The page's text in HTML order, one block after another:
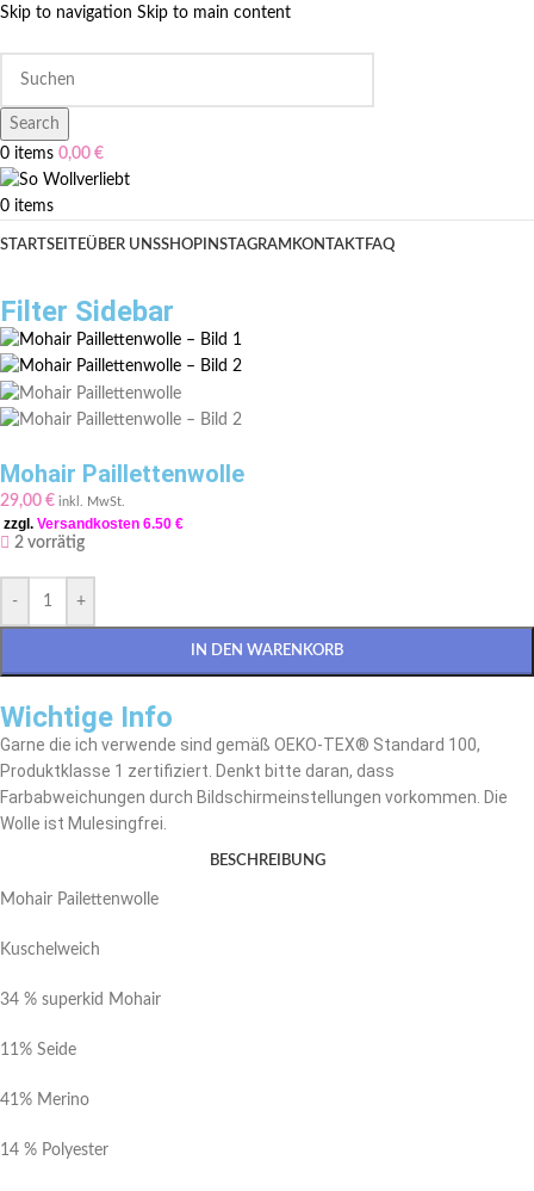
Skip to navigation Skip to main content
Search
0 items 0,00 €
0 items
STARTSEITEÜBER UNSSHOP INSTAGRAM KONTAKT FAQ
Filter Sidebar
Mohair Paillettenwolle
29,00 € inkl. MwSt.
zzgl. Versandkosten 6.50 €
2 vorrätig
- +
IN DEN WARENKORB
Wichtige Info
Garne die ich verwende sind gemäß OEKO-TEX® Standard 100,
Produktklasse 1 zertifiziert. Denkt bitte daran, dass
Farbabweichungen durch Bildschirmeinstellungen vorkommen. Die
Wolle ist Mulesingfrei.
BESCHREIBUNG
Mohair Pailettenwolle
Kuschelweich
34 % superkid Mohair
11% Seide
41% Merino
14 % Polyester